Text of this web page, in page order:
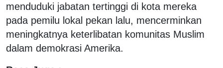
menduduki jabatan tertinggi di kota mereka
pada pemilu lokal pekan lalu, mencerminkan
meningkatnya keterlibatan komunitas Muslim
dalam demokrasi Amerika.